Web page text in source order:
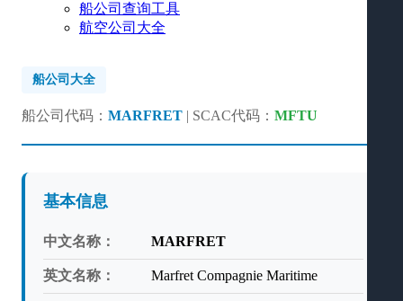
船公司查询工具
航空公司大全
船公司大全
船公司代码： MARFRET | SCAC代码： MFTU
基本信息
中文名称： MARFRET
英文名称： Marfret Compagnie Maritime